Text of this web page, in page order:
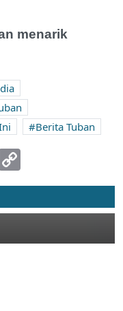
menarik
Berita Tuban
Beri
Tarif